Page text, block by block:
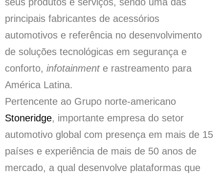
principais fabricantes de acessórios
automotivos e referência no desenvolvimento
de soluções tecnológicas em segurança e
conforto, infotainment e rastreamento para
América Latina.
Pertencente ao Grupo norte-americano
Stoneridge, importante empresa do setor
automotivo global com presença em mais de 15
países e experiência de mais de 50 anos de
mercado, a qual desenvolve plataformas que